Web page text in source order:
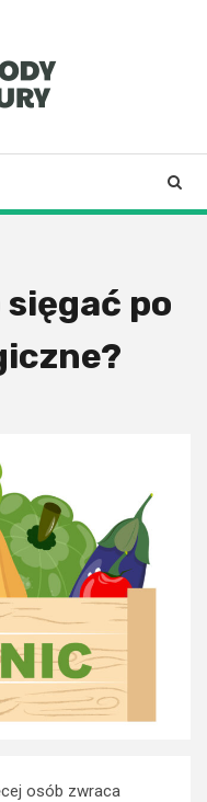
po
osób zwraca